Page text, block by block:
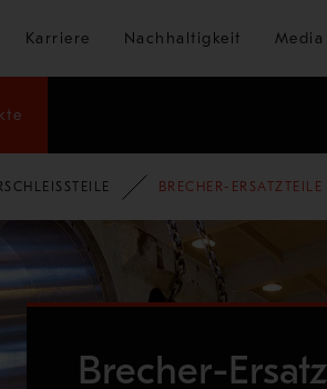
springen
Karriere Nachhaltigkeit Media
BRECHER-ERSATZTEILE
Brecher-